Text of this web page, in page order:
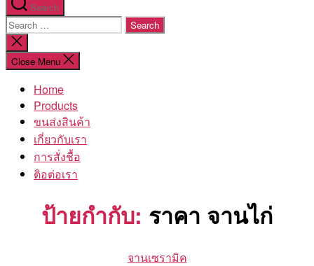
Search
Search
for:
Close
search
Close Menu
Home
Products
ขนส่งสินค้า
เกี่ยวกับเรา
การสั่งชื้อ
ติอต่อเรา
ป้ายกำกับ: ราคา จานไก่
Categories
จานเซรามิค